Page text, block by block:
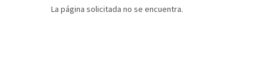
La página solicitada no se encuentra.